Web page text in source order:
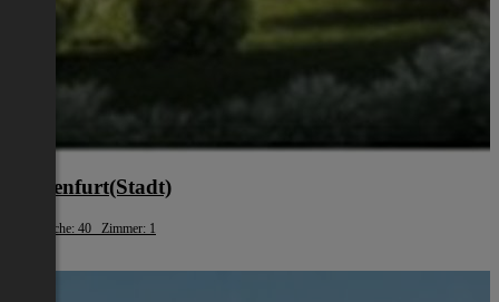
Klagenfurt(Stadt)
Wohnfläche: 40 Zimmer: 1